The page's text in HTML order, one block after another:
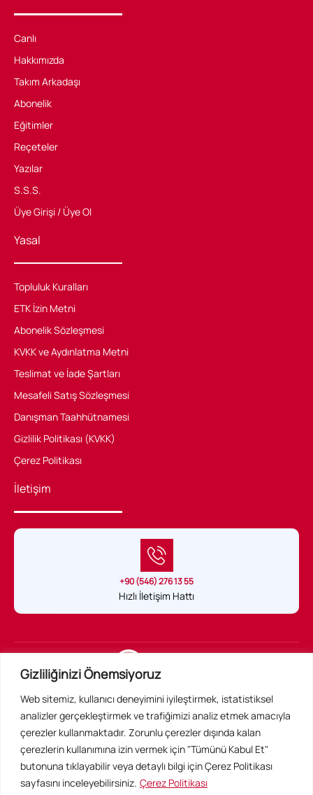
Gizliliğinizi Önemsiyoruz
Web sitemiz, kullanıcı deneyimini iyileştirmek, istatistiksel
analizler gerçekleştirmek ve trafiğimizi analiz etmek amacıyla
çerezler kullanmaktadır. Zorunlu çerezler dışında kalan
çerezlerin kullanımına izin vermek için "Tümünü Kabul Et"
butonuna tıklayabilir veya detaylı bilgi için Çerez Politikası
sayfasını inceleyebilirsiniz. Çerez Politikası
Canlı
Hakkımızda
Takım Arkadaşı
Abonelik
Eğitimler
Reçeteler
Yazılar
S.S.S.
Üye Girişi / Üye Ol
Yasal
Topluluk Kuralları
ETK İzin Metni
Abonelik Sözleşmesi
KVKK ve Aydınlatma Metni
Teslimat ve İade Şartları
Mesafeli Satış Sözleşmesi
Danışman Taahhütnamesi
Gizlilik Politikası (KVKK)
Çerez Politikası
İletişim
+90 (546) 276 13 55
Hızlı İletişim Hattı
Acil Konsültan Resmi Web Sitesidir ©
Tüm Hakları Saklıdır
Toplumsal sorumluluk gereği sokak hayvanlarına